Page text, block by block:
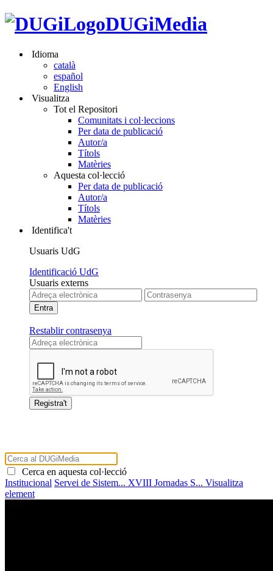
DUGiMedia
Idioma
català
español
English
Visualitza
Tot el Repositori
Comunitats i col·leccions
Per data de publicació
Autor/a
Títols
Matèries
Aquesta col·lecció
Per data de publicació
Autor/a
Títols
Matèries
Identifica't
Usuaris UdG
Identificació UdG
Usuaris externs
Restablir contrasenya
Cerca en aquesta col·lecció
Institucional Servei de Sistem... XVIII Jornadas S... Visualitza
element